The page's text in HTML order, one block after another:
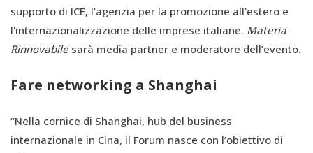
supporto di ICE, l’agenzia per la promozione all'estero e
l'internazionalizzazione delle imprese italiane. Materia
Rinnovabile sarà media partner e moderatore dell’evento.
Fare networking a Shanghai
“Nella cornice di Shanghai, hub del business
internazionale in Cina, il Forum nasce con l’obiettivo di